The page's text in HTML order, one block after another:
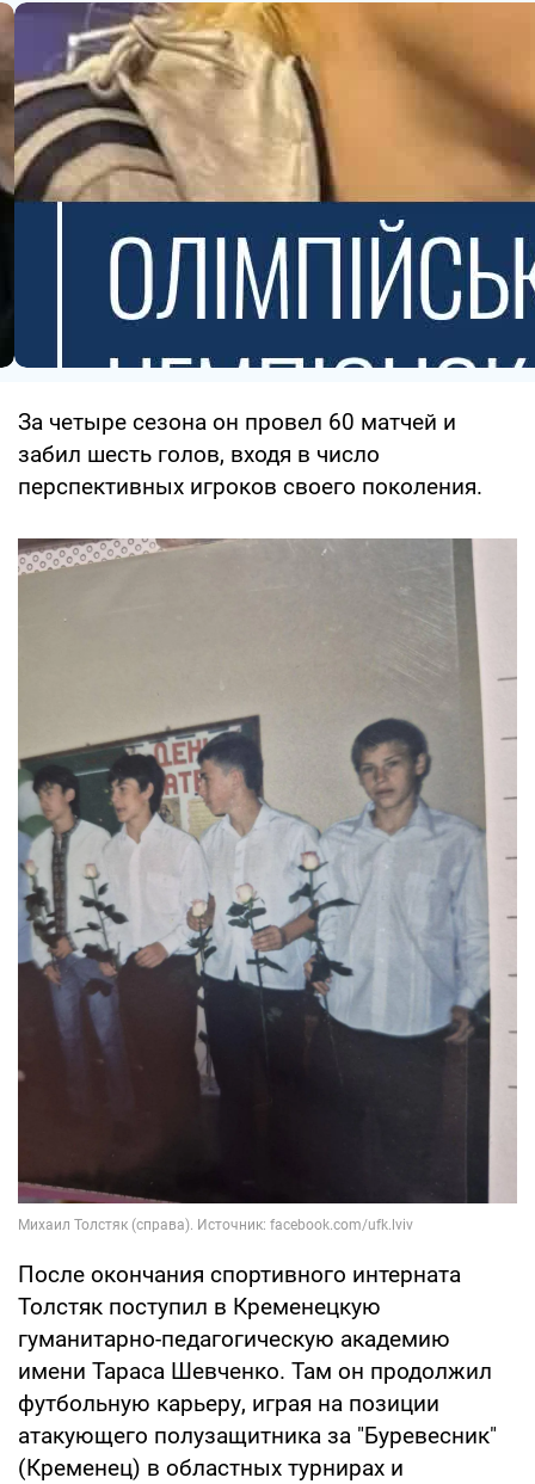
За четыре сезона он провел 60 матчей и
забил шесть голов, входя в число
перспективных игроков своего поколения.
После окончания спортивного интерната
Толстяк поступил в Кременецкую
гуманитарно-педагогическую академию
имени Тараса Шевченко. Там он продолжил
футбольную карьеру, играя на позиции
атакующего полузащитника за "Буревесник"
(Кременец) в областных турнирах и